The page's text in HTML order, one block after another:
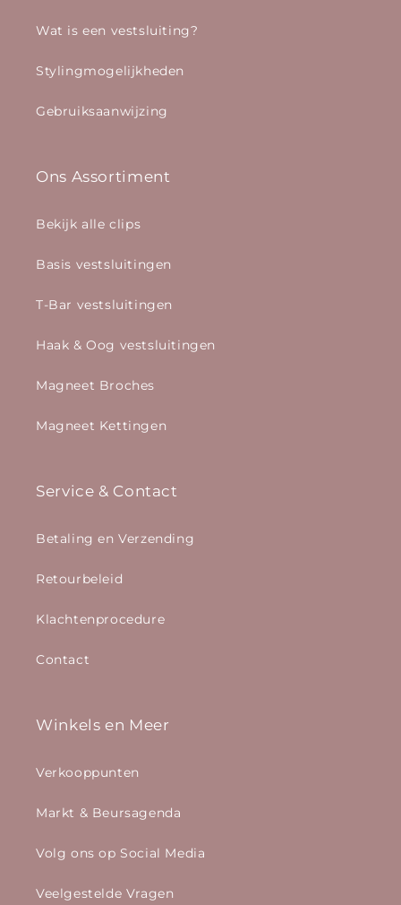
Wat is een vestsluiting?
Stylingmogelijkheden
Gebruiksaanwijzing
Ons Assortiment
Bekijk alle clips
Basis vestsluitingen
T-Bar vestsluitingen
Haak & Oog vestsluitingen
Magneet Broches
Magneet Kettingen
Service & Contact
Betaling en Verzending
Retourbeleid
Klachtenprocedure
Contact
Winkels en Meer
Verkooppunten
Markt & Beursagenda
Volg ons op Social Media
Veelgestelde Vragen